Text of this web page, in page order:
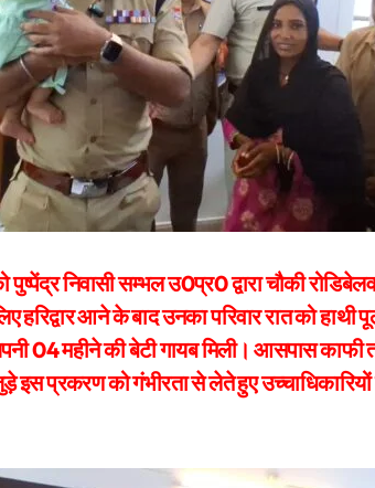
निवासी सम्भल उ0प्र0 द्वारा चौकी
आने के बाद उनका परिवार रात को
04 महीने की बेटी गायब मिली। आसपास काफी
इस प्रकरण को गंभीरता से लेते हुए